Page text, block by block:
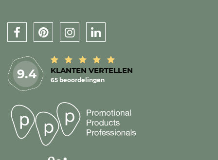
9.4 KLANTEN VERTELLEN
65 beoordelingen